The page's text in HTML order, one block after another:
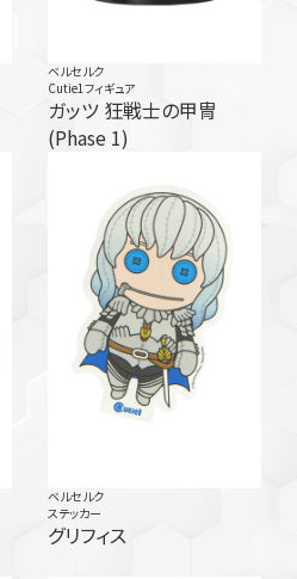
ベルセルク
Cutie1フィギュア
ガッツ 狂戦士の甲冑
(Phase 1)
ベルセルク
ステッカー
グリフィス